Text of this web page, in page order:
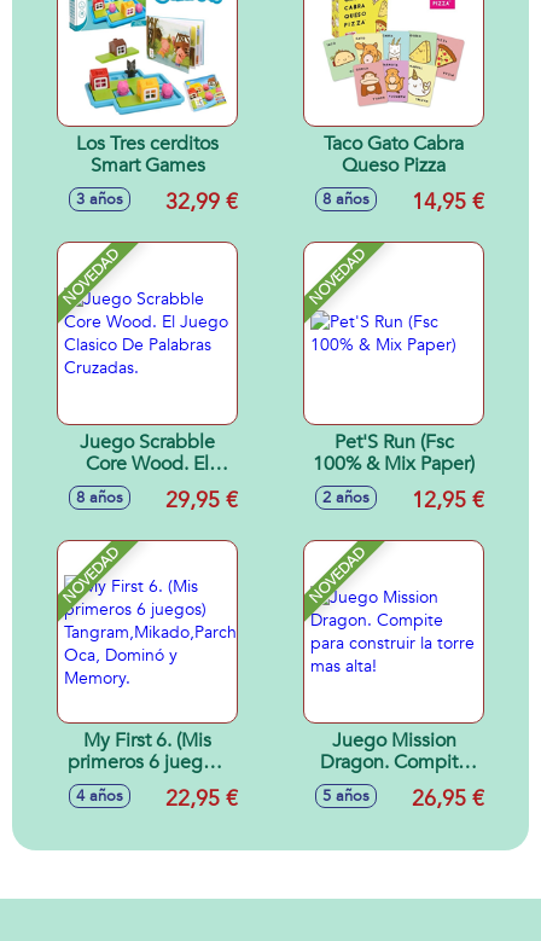
Los Tres cerditos
Smart Games
3 años 32,99 €
Taco Gato Cabra
Queso Pizza
8 años 14,95 €
NOVEDAD
Juego Scrabble
Core Wood. El
Juego Clasico De
Palabras Cruzadas.
8 años 29,95 €
NOVEDAD
Pet'S Run (Fsc
100% & Mix Paper)
2 años 12,95 €
NOVEDAD
My First 6. (Mis
primeros 6 juegos)
Tangram,Mikado,Parchís,
Oca, Dominó y
4 años 22,95 €
NOVEDAD
Juego Mission
Dragon. Compite
para construir la
torre mas alta!
5 años 26,95 €